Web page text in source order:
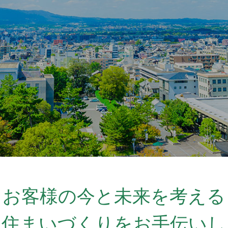
お客様の今と未来を考える
まいづくりをお手伝い